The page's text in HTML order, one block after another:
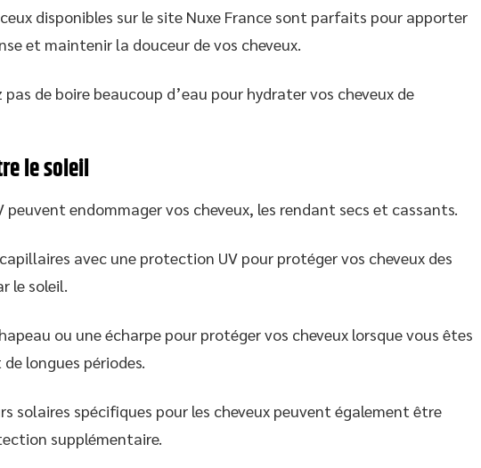
disponibles sur le site Nuxe France sont parfaits pour apporter
et maintenir la douceur de vos cheveux.
pas de boire beaucoup d’eau pour hydrater vos cheveux de
le soleil
peuvent endommager vos cheveux, les rendant secs et cassants.
avec une protection UV pour protéger vos cheveux des
le soleil.
ou une écharpe pour protéger vos cheveux lorsque vous êtes
longues périodes.
solaires spécifiques pour les cheveux peuvent également être
supplémentaire.